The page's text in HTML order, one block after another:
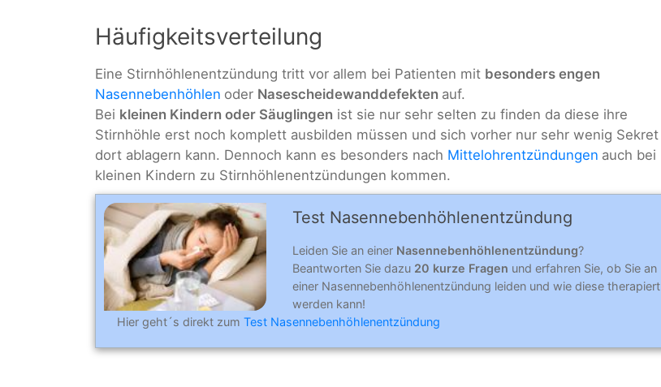
Häufigkeitsverteilung
Eine Stirnhöhlenentzündung tritt vor allem bei Patienten mit besonders engen
Nasennebenhöhlen oder Nasescheidewanddefekten auf.
Bei kleinen Kindern oder Säuglingen ist sie nur sehr selten zu finden da diese ihre
Stirnhöhle erst noch komplett ausbilden müssen und sich vorher nur sehr wenig Sekret
dort ablagern kann. Dennoch kann es besonders nach Mittelohrentzündungen auch bei
kleinen Kindern zu Stirnhöhlenentzündungen kommen.
Test Nasenne­ben­höhlen­ent­zün­dung
Leiden Sie an einer Nasennebenhöhlenentzündung?
Beantworten Sie dazu 20 kurze Fragen und erfahren Sie, ob Sie an
einer Nasennebenhöhlenentzündung leiden und wie diese therapiert
werden kann!
Hier geht´s direkt zum Test Nasennebenhöhlenentzündung